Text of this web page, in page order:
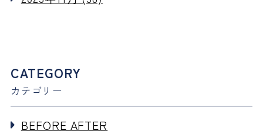
CATEGORY
カテゴリー
BEFORE AFTER